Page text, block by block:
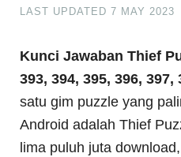
LAST UPDATED7 MAY 2023
Kunci Jawaban Thief
393, 394, 395, 396, 397,
satu gim puzzle yang
Android adalah Thief
lima puluh juta